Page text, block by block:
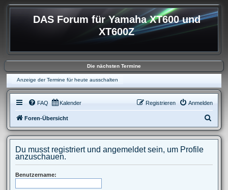
DAS Forum für Yamaha XT600 und
XT600Z
Die nächsten Termine
Anzeige der Termine für heute ausschalten
FAQ Kalender Anmelden
Registrieren
Foren-Übersicht
u
e
Du musst registriert und angemeldet sein, um Profile
anzuschauen.
Benutzername: